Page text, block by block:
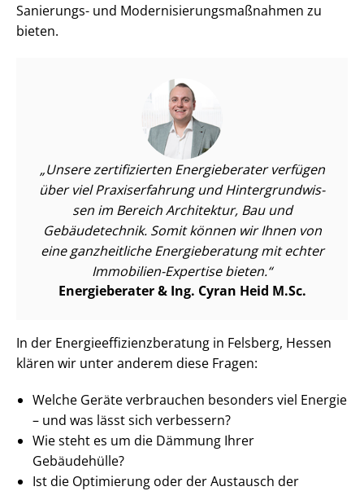
Sanierungs- und Mo­der­ni­sie­rungs­maß­nah­men zu
bieten.
Unsere zertifizierten Energieberater verfügen
über viel Praxiserfahrung und Hin­ter­grund­wis­
sen im Bereich Architektur, Bau und
Gebäudetechnik. Somit können wir Ihnen von
eine ganzheitliche Energieberatung mit echter
Immobilien-Expertise bieten.
Energieberater & Ing. Cyran Heid M.Sc.
In der En­er­gie­ef­fi­zi­enz­be­ra­tung in Felsberg, Hessen
klären wir unter anderem diese Fragen:
Welche Geräte verbrauchen besonders viel Energie
– und was lässt sich verbessern?
Wie steht es um die Dämmung Ihrer
Gebäudehülle?
Ist die Optimierung oder der Austausch der